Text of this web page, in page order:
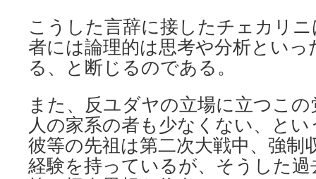
こうした言辞に接したチェカリ
者には論理的は思考や分析とい
る、と断じるのである。
また、反ユダヤの立場に立つこ
人の家系の者も少なくない、と
彼等の先祖は第二次大戦中、強制
経験を持っているが、そうした